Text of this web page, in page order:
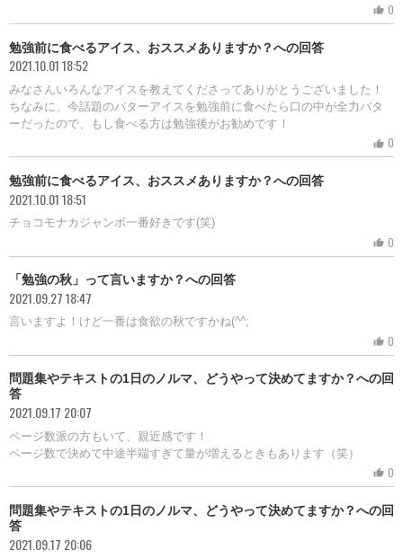
thumb_up 0
勉強前に食べるアイス、おススメありますか？への回答
2021.10.01 18:52
みなさんいろんなアイスを教えてくださってありがとうございました！
ちなみに、今話題のバターアイスを勉強前に食べたら口の中が全力バタ
ーだったので、もし食べる方は勉強後がお勧めです！
thumb_up 0
勉強前に食べるアイス、おススメありますか？への回答
2021.10.01 18:51
チョコモナカジャンボ一番好きです(笑)
thumb_up 0
「勉強の秋」って言いますか？への回答
2021.09.27 18:47
言いますよ！けど一番は食欲の秋ですかね(^^;
thumb_up 0
問題集やテキストの1日のノルマ、どうやって決めてますか？への回
答
2021.09.17 20:07
ページ数派の方もいて、親近感です！
ページ数で決めて中途半端すぎて量が増えるときもあります（笑）
thumb_up 0
問題集やテキストの1日のノルマ、どうやって決めてますか？への回
答
2021.09.17 20:06